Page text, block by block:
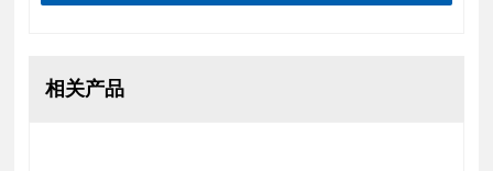
相关产品